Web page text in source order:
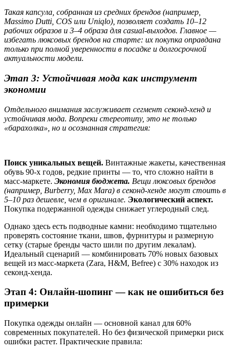
Такая капсула, собранная из средних брендов (например,
Massimo Dutti, COS или Uniqlo), позволяет создать 10–12
рабочих образов и 3–4 образа для casual-выходов. Главное —
избегать люксовых брендов на старте: их покупка оправдана
только при полной уверенности в посадке и долгосрочной
актуальности модели.
Этап 3: Устойчивая мода как инструмент
экономии
Отдельного внимания заслуживает сегмент секонд-хенд и
устойчивая мода. Вопреки стереотипу, это не только
«барахолка», но и осознанная стратегия:
Поиск уникальных вещей. Винтажные жакеты, качественная
обувь 90-х годов, редкие принты — то, что сложно найти в
масс-маркете. Экономия бюджета. Вещи люксовых брендов
(например, Burberry, Max Mara) в секонд-хенде могут стоить в
5–10 раз дешевле, чем в оригинале. Экологический аспект.
Покупка подержанной одежды снижает углеродный след.
Однако здесь есть подводные камни: необходимо тщательно
проверять состояние ткани, швов, фурнитуры и размерную
сетку (старые бренды часто шили по другим лекалам).
Идеальный сценарий — комбинировать 70% новых базовых
вещей из масс-маркета (Zara, H&M, Befree) с 30% находок из
секонд-хенда.
Этап 4: Онлайн-шопинг — как не ошибиться без
примерки
Покупка одежды онлайн — основной канал для 60%
современных покупателей. Но без физической примерки риск
ошибки растет. Практические правила: